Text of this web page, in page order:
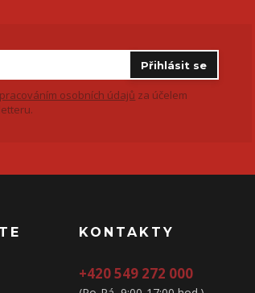
Přihlásit se
osobních údajů za účelem
KONTAKTY
+420 549 272 000